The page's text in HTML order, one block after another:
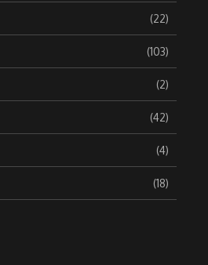
(22)
(103)
(2)
(42)
(4)
(18)